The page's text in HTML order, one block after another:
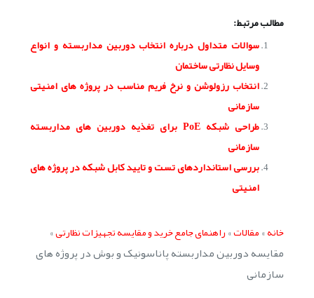
مطالب مرتبط:
سوالات متداول درباره انتخاب دوربین مداربسته و انواع
وسایل نظارتی ساختمان
انتخاب رزولوشن و نرخ فریم مناسب در پروژه های امنیتی
سازمانی
طراحی شبکه PoE برای تغذیه دوربین های مداربسته
سازمانی
بررسی استانداردهای تست و تایید کابل شبکه در پروژه های
امنیتی
خانه»مقالات»راهنمای جامع خرید و مقایسه تجهیزات نظارتی»
مقایسه دوربین مداربسته پاناسونیک و بوش در پروژه های
سازمانی